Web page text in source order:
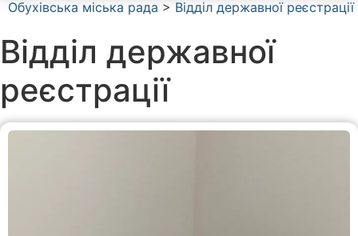
Обухівська міська рада > Відділ державної реєстрації
Відділ державної
реєстрації